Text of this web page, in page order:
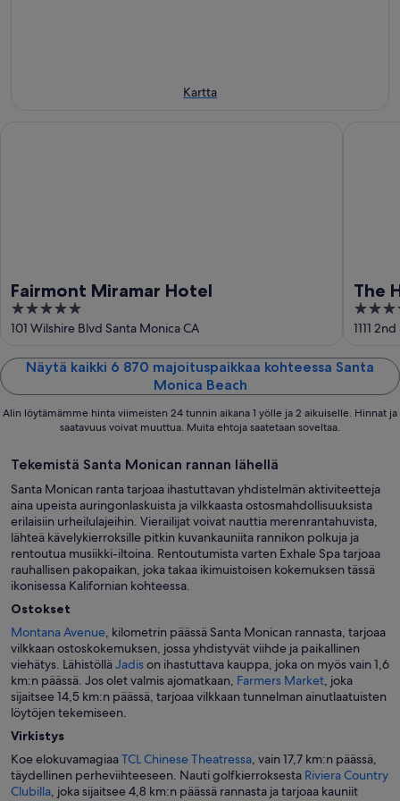
Kartta
Fairmont Miramar Hotel
5
out
5
101 Wilshire Blvd Santa Monica CA
The
4.5
out
5
1111
Näytä kaikki 6 870 majoituspaikkaa kohteessa Santa
Monica Beach
Alin löytämämme hinta viimeisten 24 tunnin aikana 1 yölle ja 2 aikuiselle. Hinnat ja
saatavuus voivat muuttua. Muita ehtoja saatetaan soveltaa.
Tekemistä Santa Monican rannan lähellä
Santa Monican ranta tarjoaa ihastuttavan yhdistelmän aktiviteetteja
aina upeista auringonlaskuista ja vilkkaasta ostosmahdollisuuksista
erilaisiin urheilulajeihin. Vierailijat voivat nauttia merenrantahuvista,
lähteä kävelykierroksille pitkin kuvankauniita rannikon polkuja ja
rentoutua musiikki-iltoina. Rentoutumista varten Exhale Spa tarjoaa
rauhallisen pakopaikan, joka takaa ikimuistoisen kokemuksen tässä
ikonisessa Kalifornian kohteessa.
Ostokset
Montana Avenue, kilometrin päässä Santa Monican rannasta, tarjoaa
vilkkaan ostoskokemuksen, jossa yhdistyvät viihde ja paikallinen
viehätys. LähistölläJadison ihastuttava kauppa, joka on myös vain 1,6
km:n päässä. Jos olet valmis ajomatkaan, Farmers Market, joka
sijaitsee 14,5 km:n päässä, tarjoaa vilkkaan tunnelman ainutlaatuisten
löytöjen tekemiseen.
Virkistys
Koe elokuvamagiaaTCL Chinese Theatressa, vain 17,7 km:n päässä,
täydellinen perheviihteeseen. Nauti golfkierroksesta Riviera Country
Clubilla, joka sijaitsee 4,8 km:n päässä rannasta ja tarjoaa kauniit